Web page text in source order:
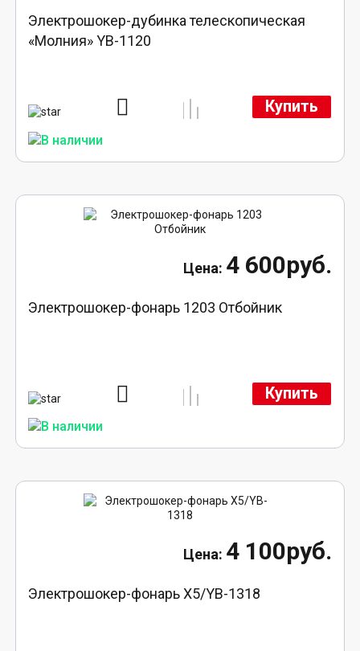
Электрошокер-дубинка телескопическая
«Молния» YB-1120
Купить
4 600руб.
Электрошокер-фонарь 1203 Отбойник
Купить
4 100руб.
Электрошокер-фонарь X5/YB-1318